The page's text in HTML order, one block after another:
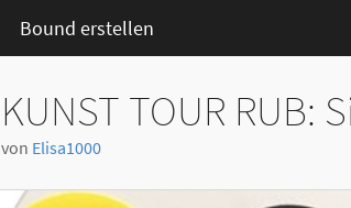
Bound erstellen
KUNST TOUR RUB:
von Elisa1000